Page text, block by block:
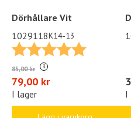
Dörhållare Vit
1029118K14-13
Betyg: 5.0 utav 5
85,00 kr i
79,00 kr
I lager I